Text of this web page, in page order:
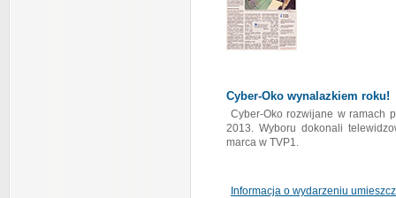
Cyber-Oko wynalazkiem roku!
Cyber-Oko rozwijane w ramach
2013. Wyboru dokonali
marca w TVP1.
Informacja o wydarzeniu